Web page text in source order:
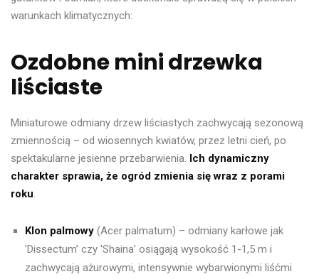
warunkach klimatycznych:
Ozdobne mini drzewka
liściaste
Miniaturowe odmiany drzew liściastych zachwycają sezonową
zmiennością – od wiosennych kwiatów, przez letni cień, po
spektakularne jesienne przebarwienia. Ich dynamiczny
charakter sprawia, że ogród zmienia się wraz z porami
roku.
Klon palmowy (Acer palmatum) – odmiany karłowe jak
'Dissectum’ czy 'Shaina’ osiągają wysokość 1-1,5 m i
zachwycają ażurowymi, intensywnie wybarwionymi liśćmi